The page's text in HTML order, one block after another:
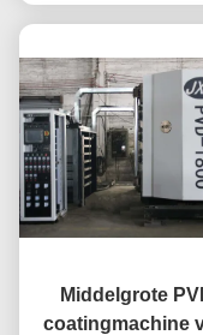
Middelgrote
coatingmachine